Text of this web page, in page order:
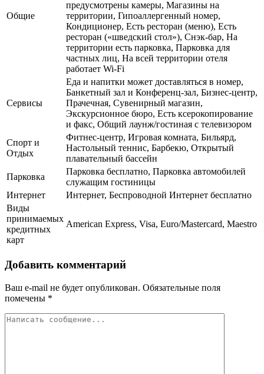
Общие
предусмотрены камеры, Магазины на
территории, Гипоаллергенный номер,
Кондиционер, Есть ресторан (меню), Есть
ресторан («шведский стол»), Снэк-бар, На
территории есть парковка, Парковка для
частных лиц, На всей территории отеля
работает Wi-Fi
Сервисы
Еда и напитки может доставляться в номер,
Банкетный зал и Конференц-зал, Бизнес-центр,
Прачечная, Сувенирный магазин,
Экскурсионное бюро, Есть ксерокопирование
и факс, Общий лаунж/гостиная с телевизором
Спорт и
Отдых
Фитнес-центр, Игровая комната, Бильярд,
Настольный теннис, Барбекю, Открытый
плавательный бассейн
Парковка
Парковка бесплатно, Парковка автомобилей
служащим гостиницы
Интернет
Интернет, Беспроводной Интернет бесплатно
Виды
принимаемых
кредитных
карт
American Express, Visa, Euro/Mastercard, Maestro
Добавить комментарий
Ваш e-mail не будет опубликован. Обязательные поля
помечены *